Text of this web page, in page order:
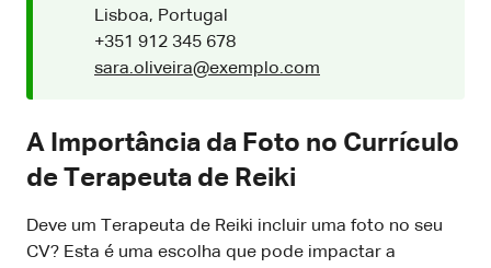
Lisboa, Portugal
+351 912 345 678
sara.oliveira@exemplo.com
A Importância da Foto no Currículo
de Terapeuta de Reiki
Deve um Terapeuta de Reiki incluir uma foto no seu
CV? Esta é uma escolha que pode impactar a